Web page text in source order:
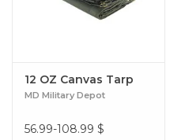
12 OZ Canvas Tarp
MD Military Depot
56.99-108.99 $